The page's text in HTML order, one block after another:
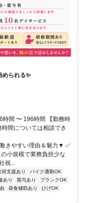
められる✨
時間 〜 196時間 【勤務時
間については相談でき
やすい理由＆魅力▼ ✅
小規模で業務負担少な
祝...
得支援あり
バイク通勤OK
あり 賞与あり
ブランクOK
昼食補助あり
ひげOK